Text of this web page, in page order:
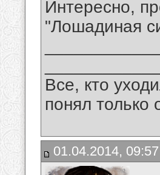
Интересно,
"Лошадиная
Все, кто
понял только
01.04.2014, 09:57